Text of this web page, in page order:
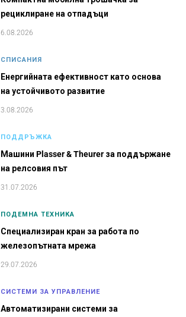
рециклиране на отпадъци
6.08.2026
СПИСАНИЯ
Енергийната ефективност като основа
на устойчивото развитие
3.08.2026
ПОДДРЪЖКА
Машини Plasser & Theurer за поддържане
на релсовия път
31.07.2026
ПОДЕМНА ТЕХНИКА
Специализиран кран за работа по
железопътната мрежа
29.07.2026
СИСТЕМИ ЗА УПРАВЛЕНИЕ
Автоматизирани системи за